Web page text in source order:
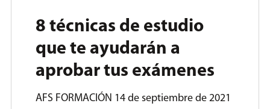
8 técnicas de estudio
que te ayudarán a
aprobar tus exámenes
AFS FORMACIÓN 14 de septiembre de 2021